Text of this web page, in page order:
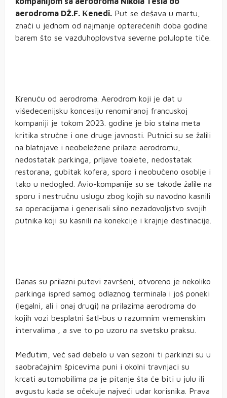
aerodroma DŽ.F. Кenedi. Put se dešava u martu,
znači u jednom od najmanje opterećenih doba godine
barem što se vazduhoplovstva severne polulopte tiče.
Кrenuću od aerodroma. Aerodrom koji je dat u
višedecenijsku koncesiju renomiranoj francuskoj
kompaniji je tokom 2023. godine je bio stalna meta
kritika stručne i one druge javnosti. Putnici su se žalili
na blatnjave i neobeležene prilaze aerodromu,
nedostatak parkinga, prljave toalete, nedostatak
restorana, gubitak kofera, sporo i neobučeno osoblje i
tako u nedogled. Avio-kompanije su se takođe žalile na
sporu i nestručnu uslugu zbog kojih su navodno kasnili
sa operacijama i generisali silno nezadovoljstvo svojih
putnika koji su kasnili na konekcije i krajnje destinacije.
Danas su prilazni putevi završeni, otvoreno je nekoliko
parkinga ispred samog odlaznog terminala i još poneki
(legalni, ali i onaj drugi) na prilazima aerodroma do
kojih vozi besplatni šatl-bus u razumnim vremenskim
intervalima , a sve to po uzoru na svetsku praksu.
Međutim, već sad debelo u van sezoni ti parkinzi su u
saobraćajnim špicevima puni i okolni travnjaci su
krcati automobilima pa je pitanje šta će biti u julu ili
avgustu kada se očekuje najveći udar korisnika. Prava